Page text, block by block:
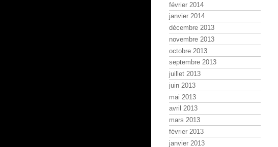
février 2014
janvier 2014
décembre 2013
novembre 2013
octobre 2013
septembre 2013
juillet 2013
juin 2013
mai 2013
avril 2013
mars 2013
février 2013
janvier 2013